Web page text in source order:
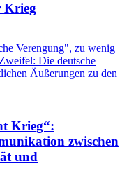
Krieg
Verengung", zu wenig
Die deutsche
Äußerungen zu den
Krieg“:
zwischen
und